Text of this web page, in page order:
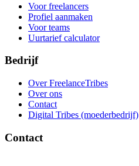
Voor freelancers
Profiel aanmaken
Voor teams
Uurtarief calculator
Bedrijf
Over FreelanceTribes
Over ons
Contact
Digital Tribes (moederbedrijf)
Contact